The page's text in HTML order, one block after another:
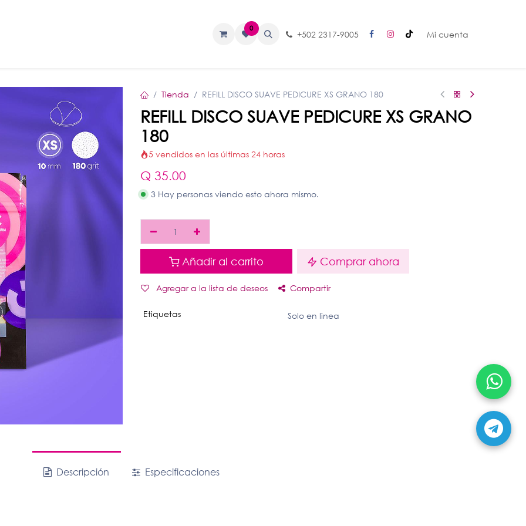
0
+502 2317-9005 Mi cuenta
Tienda REFILL DISCO SUAVE PEDICURE XS GRANO 180
REFILL DISCO SUAVE PEDICURE XS GRANO
180
5 vendidos en las últimas 24 horas
Q 35.00
3 Hay personas viendo esto ahora mismo.
Añadir al carrito Comprar ahora
Agregar a la lista de deseos Compartir
Etiquetas Solo en linea
Descripción Especificaciones